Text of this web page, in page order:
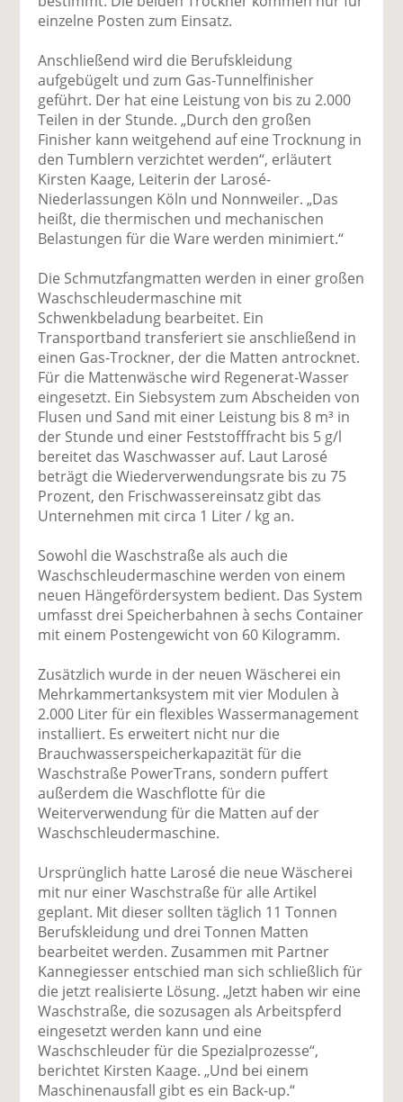
einzelne Posten zum Einsatz.
Anschließend wird die Berufskleidung
aufgebügelt und zum Gas-Tunnelfinisher
geführt. Der hat eine Leistung von bis zu 2.000
Teilen in der Stunde. „Durch den großen
Finisher kann weitgehend auf eine Trocknung in
den Tumblern verzichtet werden“, erläutert
Kirsten Kaage, Leiterin der Larosé-
Niederlassungen Köln und Nonnweiler. „Das
heißt, die thermischen und mechanischen
Belastungen für die Ware werden minimiert.“
Die Schmutzfangmatten werden in einer großen
Waschschleudermaschine mit
Schwenkbeladung bearbeitet. Ein
Transportband transferiert sie anschließend in
einen Gas-Trockner, der die Matten antrocknet.
Für die Mattenwäsche wird Regenerat-Wasser
eingesetzt. Ein Siebsystem zum Abscheiden von
Flusen und Sand mit einer Leistung bis 8 m³ in
der Stunde und einer Feststofffracht bis 5 g/l
bereitet das Waschwasser auf. Laut Larosé
beträgt die Wiederverwendungsrate bis zu 75
Prozent, den Frischwassereinsatz gibt das
Unternehmen mit circa 1 Liter / kg an.
Sowohl die Waschstraße als auch die
Waschschleudermaschine werden von einem
neuen Hängefördersystem bedient. Das System
umfasst drei Speicherbahnen à sechs Container
mit einem Postengewicht von 60 Kilogramm.
Zusätzlich wurde in der neuen Wäscherei ein
Mehrkammertanksystem mit vier Modulen à
2.000 Liter für ein flexibles Wassermanagement
installiert. Es erweitert nicht nur die
Brauchwasserspeicherkapazität für die
Waschstraße PowerTrans, sondern puffert
außerdem die Waschflotte für die
Weiterverwendung für die Matten auf der
Waschschleudermaschine.
Ursprünglich hatte Larosé die neue Wäscherei
mit nur einer Waschstraße für alle Artikel
geplant. Mit dieser sollten täglich 11 Tonnen
Berufskleidung und drei Tonnen Matten
bearbeitet werden. Zusammen mit Partner
Kannegiesser entschied man sich schließlich für
die jetzt realisierte Lösung. „Jetzt haben wir eine
Waschstraße, die sozusagen als Arbeitspferd
eingesetzt werden kann und eine
Waschschleuder für die Spezialprozesse“,
berichtet Kirsten Kaage. „Und bei einem
Maschinenausfall gibt es ein Back-up.“